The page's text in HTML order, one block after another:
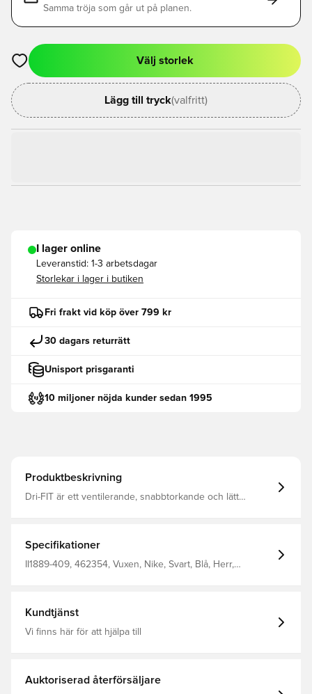
Samma tröja som går ut på planen.
Öppnar en Modal för att logga in eller registrera dig som
Välj storlek
Lägg till tryck(valfritt)
I lager online
Leveranstid: 1-3 arbetsdagar
Storlekar i lager i butiken
Fri frakt vid köp över 799 kr
30 dagars returrätt
Unisport prisgaranti
10 miljoner nöjda kunder sedan 1995
Produktbeskrivning
Dri-FIT är ett ventilerande, snabbtorkande och lätt
100% polyester.
Specifikationer
II1889-409, 462354, Vuxen, Nike, Svart, Blå, Herr,
Kundtjänst
Vi finns här för att hjälpa till
Auktoriserad återförsäljare